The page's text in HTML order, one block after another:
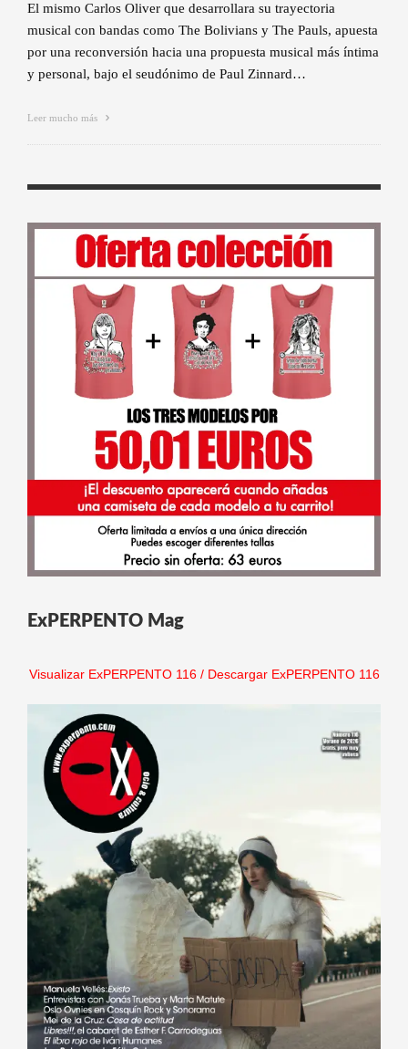
El mismo Carlos Oliver que desarrollara su trayectoria
musical con bandas como The Bolivians y The Pauls, apuesta
por una reconversión hacia una propuesta musical más íntima
y personal, bajo el seudónimo de Paul Zinnard…
Leer mucho más
ExPERPENTO Mag
Visualizar ExPERPENTO 116/ Descargar ExPERPENTO 116